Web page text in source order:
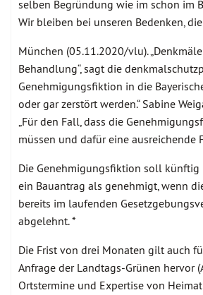
selben Begründung wie im schon im
Wir bleiben bei unseren Bedenken,
München (05.11.2020/vlu).
Behandlung“, sagt die
Genehmigungsfiktion in die
oder gar zerstört werden.“ Sabine
„Für den Fall, dass die
müssen und dafür eine ausreichende
Die Genehmigungsfiktion soll künftig
ein Bauantrag als genehmigt, wenn
bereits im laufenden
abgelehnt. *
Die Frist von drei Monaten gilt auch
Anfrage der Landtags-Grünen hervor
Ortstermine und Expertise von